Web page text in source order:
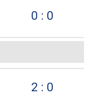
0 : 0
2 : 0